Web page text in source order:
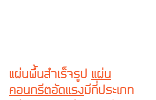
แผ่นพื้นสำเร็จรูป แผ่น
คอนกรีตอัดแรงมีกี่ประเภท